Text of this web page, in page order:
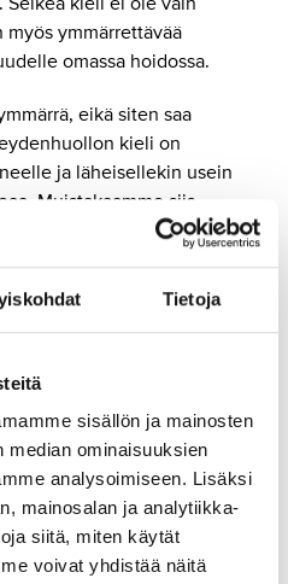
Tietoja
sisällön ja mainosten
median ominaisuuksien
analysoimiseen. Lisäksi
mainosalan ja analytiikka-
siitä, miten käytät
voivat yhdistää näitä
ymmärrettävää
omassa hoidossa.
eikä siten saa
kieli on
ja läheisellekin usein
Muistakaamme siis
potilas ja läheinenkin
olla, jos ei
saa tietoa.”
Pajunen